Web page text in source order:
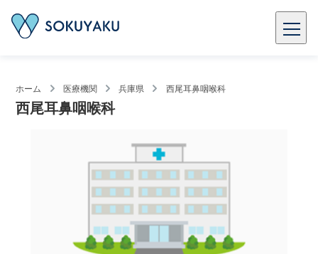
ホーム 医療機関 兵庫県 西尾耳鼻咽喉科
西尾耳鼻咽喉科